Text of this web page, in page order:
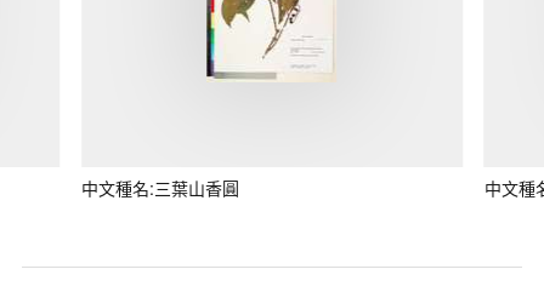
中文種名:三葉山香圓 中文種